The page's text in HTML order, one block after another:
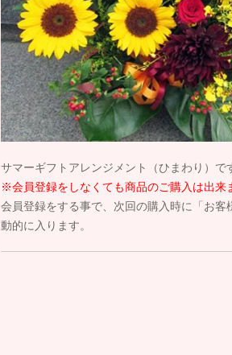
サマーギフトアレンジメント（ひまわり）で
※会員登録をしなくても商品のご購入は出来
会員登録をする事で、次回の購入時に「お客
動的に入ります。